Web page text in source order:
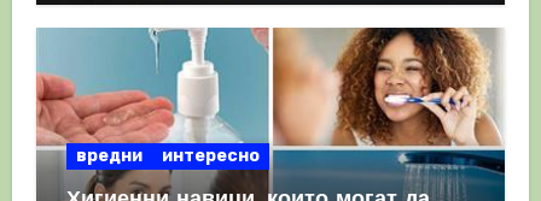
вредни интересно